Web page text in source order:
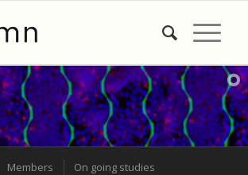
Members On going studies